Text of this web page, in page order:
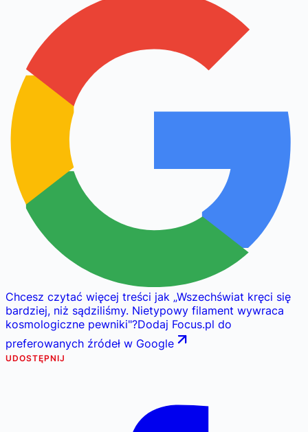
Chcesz czytać więcej treści jak „Wszechświat kręci się
bardziej, niż sądziliśmy. Nietypowy filament wywraca
kosmologiczne pewniki"?Dodaj Focus.pl do
preferowanych źródeł w Google
UDOSTĘPNIJ